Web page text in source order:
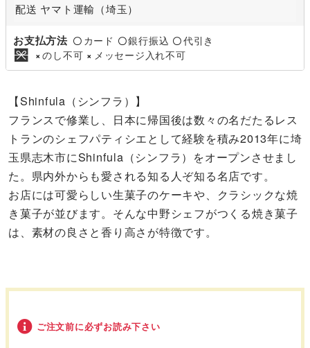
配送 ヤマト運輸（埼玉）
お支払方法 〇 カード 〇銀行振込 〇代引き
× のし不可 × メッセージ入れ不可
【Shinfula（シンフラ）】
フランスで修業し、日本に帰国後は数々の名だたるレス
トランのシェフパティシエとして経験を積み2013年に埼
玉県志木市にShinfula（シンフラ）をオープンさせまし
た。県内外からも愛される知る人ぞ知る名店です。
お店には可愛らしい生菓子のケーキや、クラシックな焼
き菓子が並びます。そんな中野シェフがつくる焼き菓子
は、素材の良さと香り高さが特徴です。
ご注文前に必ずお読み下さい